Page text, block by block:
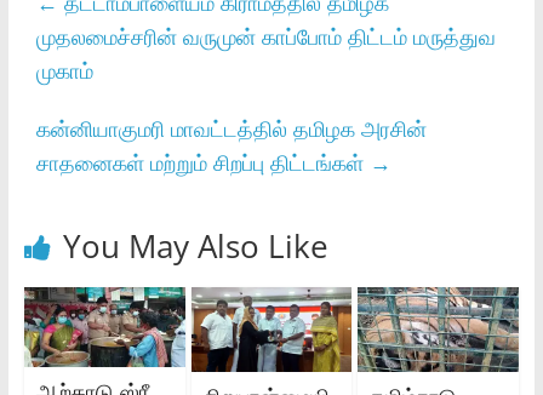
முதலமைச்சரின் வருமுன் காப்போம் திட்டம் மருத்துவ
முகாம்
கன்னியாகுமரி மாவட்டத்தில் தமிழக அரசின்
சாதனைகள் மற்றும் சிறப்பு திட்டங்கள் →
You May Also Like